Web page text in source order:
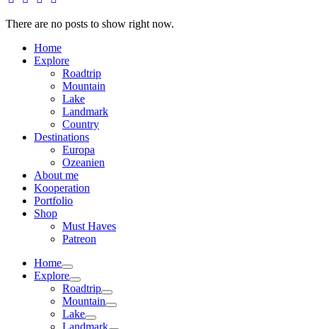
There are no posts to show right now.
Home
Explore
Roadtrip
Mountain
Lake
Landmark
Country
Destinations
Europa
Ozeanien
About me
Kooperation
Portfolio
Shop
Must Haves
Patreon
Home
Explore
Roadtrip
Mountain
Lake
Landmark